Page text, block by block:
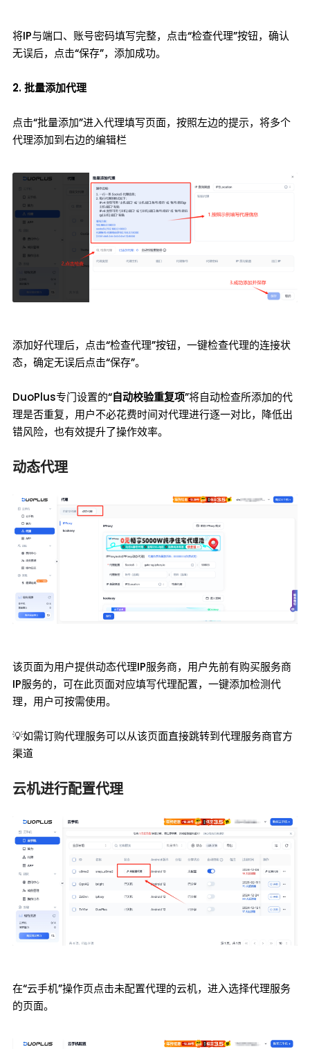
将IP与端口、账号密码填写完整，点击“检查代理”按钮，确认
无误后，点击“保存”，添加成功。
2. 批量添加代理
点击“批量添加”进入代理填写页面，按照左边的提示，将多个
代理添加到右边的编辑栏
添加好代理后，点击“检查代理”按钮，一键检查代理的连接状
态，确定无误后点击“保存”。
DuoPlus专门设置的“自动校验重复项”将自动检查所添加的代
理是否重复，用户不必花费时间对代理进行逐一对比，降低出
错风险，也有效提升了操作效率。
动态代理
该页面为用户提供动态代理IP服务商，用户先前有购买服务商
IP服务的，可在此页面对应填写代理配置，一键添加检测代
理，用户可按需使用。
💡如需订购代理服务可以从该页面直接跳转到代理服务商官方
渠道
云机进行配置代理
在“云手机”操作页点击未配置代理的云机，进入选择代理服务
的页面。